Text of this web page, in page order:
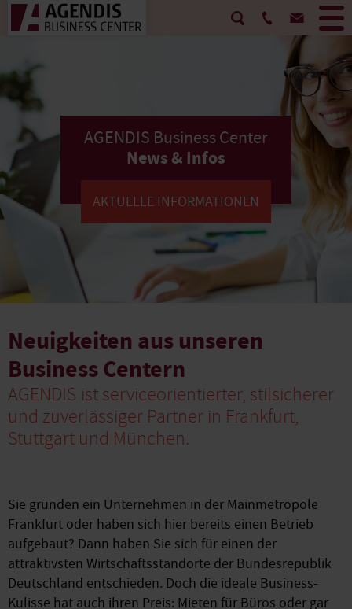
AGENDIS Business Center
News & Infos
AKTUELLE INFORMATIONEN
Neuigkeiten aus unseren
Business Centern
AGENDIS ist serviceorientierter, stilsicherer
und zuverlässiger Partner in Frankfurt,
Stuttgart und München.
Sie gründen ein Unternehmen in der Mainmetropole
Frankfurt oder haben sich hier bereits einen Betrieb
aufgebaut? Dann haben Sie sich für einen der
attraktivsten Wirtschaftsstandorte der Bundesrepublik
Deutschland entschieden. Doch die ideale Business-
Kulisse hat auch ihren Preis: Mieten für Büros oder gar